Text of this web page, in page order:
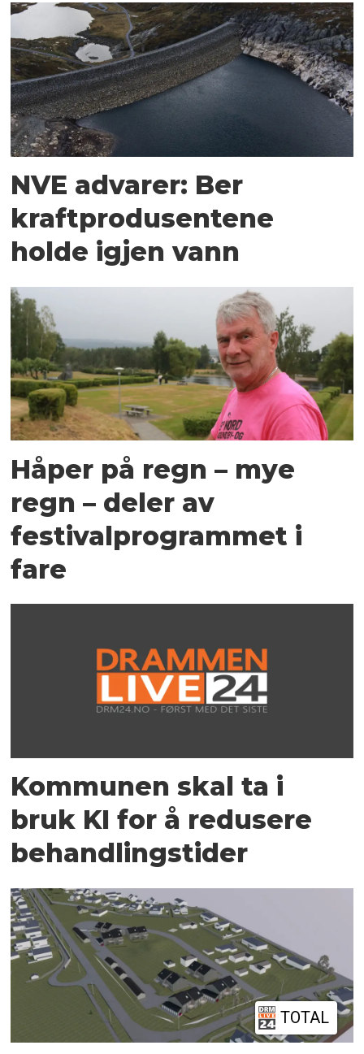
NVE advarer: Ber
kraftprodusentene
holde igjen vann
Håper på regn – mye
regn – deler av
festivalprogrammet i
fare
Kommunen skal ta i
bruk KI for å redusere
behandlingstider
TOTAL